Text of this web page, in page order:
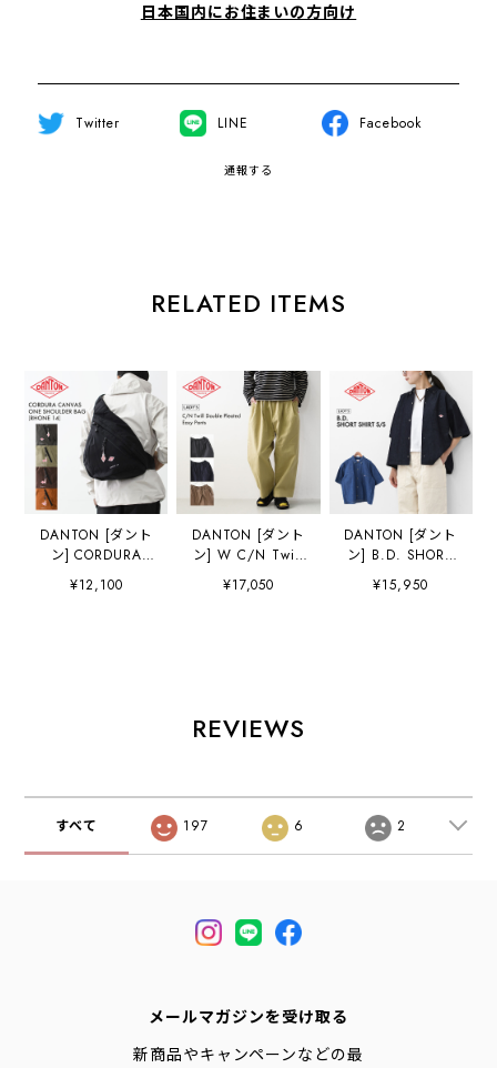
日本国内にお住まいの方向け
Twitter LINE Facebook
通報する
RELATED ITEMS
DANTON [ダント
ン] CORDURA
CANVAS ONE
SHOULDER
ーデュラキャンバ
ス・MEN'S /
LADY'S
[2026AW]
¥12,100
DANTON [ダント
ン] W C/N Twill
Double Pleated
Easy Pants [DT-
ズパンツ・ゆった
りシルエット・
¥17,050
DANTON [ダント
ン] B.D. SHORT
SHIRT S/S [DT-
B0443DUG] B.D.
[2026SS]
¥15,950
REVIEWS
すべて 197 6 2
メールマガジンを受け取る
新商品やキャンペーンなどの最